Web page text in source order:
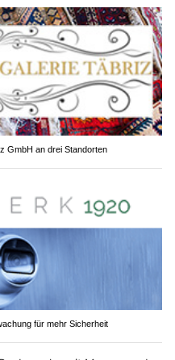
GmbH an drei Standorten
für mehr Sicherheit